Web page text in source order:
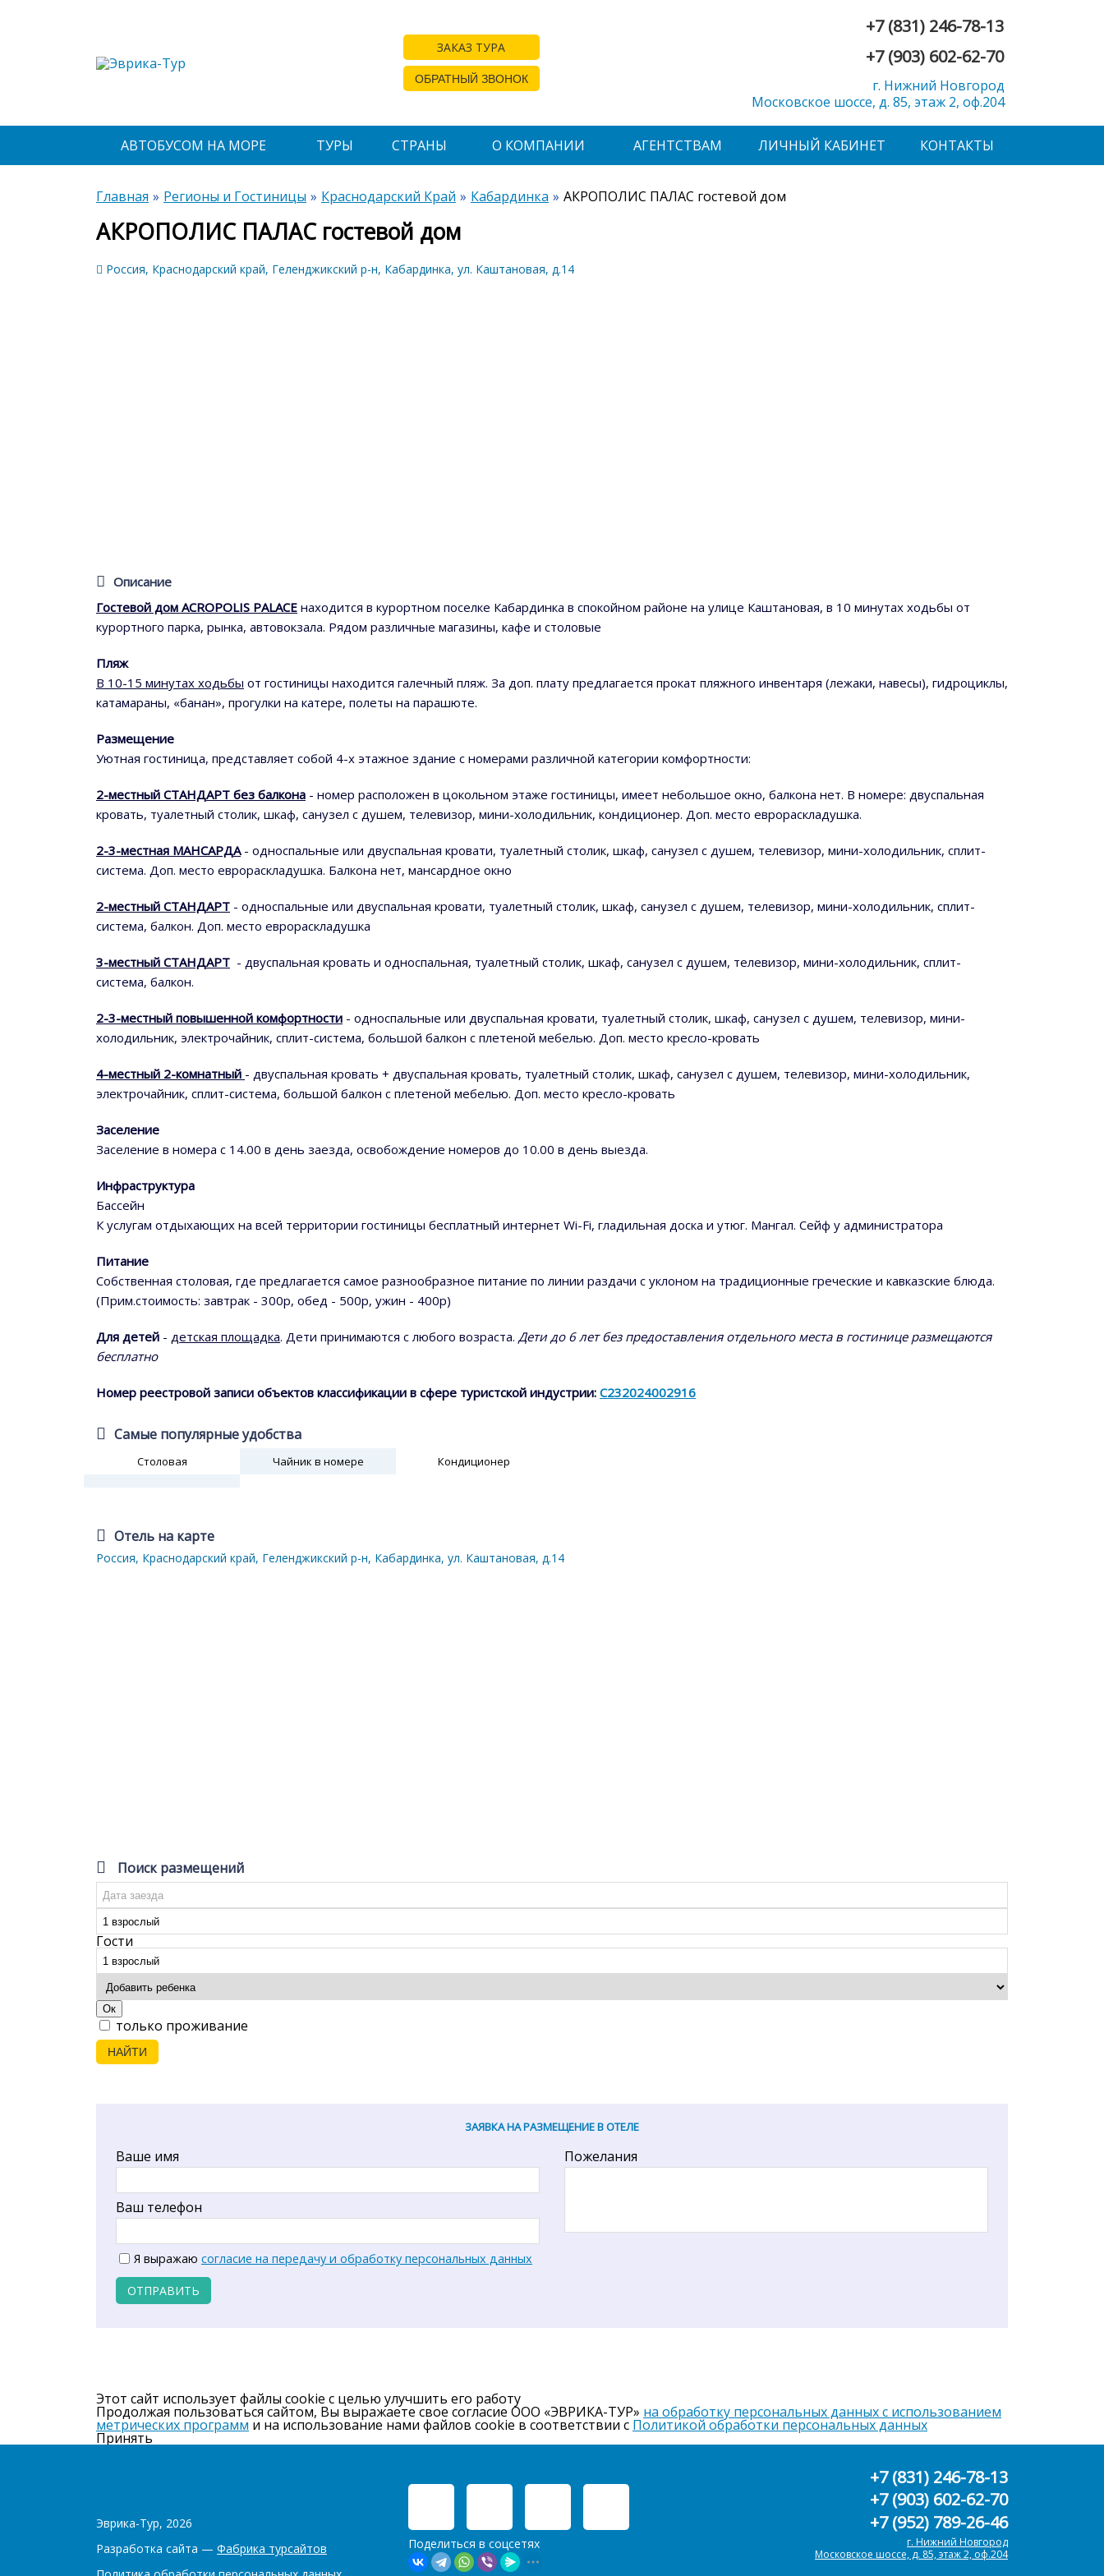
ЗАКАЗ ТУРА
ОБРАТНЫЙ ЗВОНОК
+7 (831) 246-78-13
+7 (903) 602-62-70
г. Нижний Новгород
Московское шоссе, д. 85, этаж 2, оф.204
АВТОБУСОМ НА МОРЕ ТУРЫ СТРАНЫ О КОМПАНИИ АГЕНТСТВАМ ЛИЧНЫЙ КАБИНЕТ КОНТАКТЫ
Главная Регионы и Гостиницы Краснодарский Край Кабардинка АКРОПОЛИС ПАЛАС гостевой дом
АКРОПОЛИС ПАЛАС гостевой дом
Россия, Краснодарский край, Геленджикский р-н, Кабардинка, ул. Каштановая, д.14
Описание
Гостевой дом ACROPOLIS PALACE находится в курортном поселке Кабардинка в спокойном районе на улице Каштановая, в 10 минутах ходьбы от
курортного парка, рынка, автовокзала. Рядом различные магазины, кафе и столовые
Пляж
В 10-15 минутах ходьбы от гостиницы находится галечный пляж. За доп. плату предлагается прокат пляжного инвентаря (лежаки, навесы), гидроциклы,
катамараны, «банан», прогулки на катере, полеты на парашюте.
Размещение
Уютная гостиница, представляет собой 4-х этажное здание с номерами различной категории комфортности:
2-местный СТАНДАРТ без балкона - номер расположен в цокольном этаже гостиницы, имеет небольшое окно, балкона нет. В номере: двуспальная
кровать, туалетный столик, шкаф, санузел с душем, телевизор, мини-холодильник, кондиционер. Доп. место еврораскладушка.
2-3-местная МАНСАРДА- односпальные или двуспальная кровати, туалетный столик, шкаф, санузел с душем, телевизор, мини-холодильник, сплит-
система. Доп. место еврораскладушка. Балкона нет, мансардное окно
2-местный СТАНДАРТ - односпальные или двуспальная кровати, туалетный столик, шкаф, санузел с душем, телевизор, мини-холодильник, сплит-
система, балкон. Доп. место еврораскладушка
3-местный СТАНДАРТ - двуспальная кровать и односпальная, туалетный столик, шкаф, санузел с душем, телевизор, мини-холодильник, сплит-
система, балкон.
2-3-местный повышенной комфортности - односпальные или двуспальная кровати, туалетный столик, шкаф, санузел с душем, телевизор, мини-
холодильник, электрочайник, сплит-система, большой балкон с плетеной мебелью. Доп. место кресло-кровать
4-местный 2-комнатный - двуспальная кровать + двуспальная кровать, туалетный столик, шкаф, санузел с душем, телевизор, мини-холодильник,
электрочайник, сплит-система, большой балкон с плетеной мебелью. Доп. место кресло-кровать
Заселение
Заселение в номера с 14.00 в день заезда, освобождение номеров до 10.00 в день выезда.
Инфраструктура
Бассейн
К услугам отдыхающих на всей территории гостиницы бесплатный интернет Wi-Fi, гладильная доска и утюг. Мангал. Сейф у администратора
Питание
Собственная столовая, где предлагается самое разнообразное питание по линии раздачи с уклоном на традиционные греческие и кавказские блюда.
(Прим.стоимость: завтрак - 300р, обед - 500р, ужин - 400р)
Для детей - детская площадка. Дети принимаются с любого возраста. Дети до 6 лет без предоставления отдельного места в гостинице размещаются
бесплатно
Номер реестровой записи объектов классификации в сфере туристской индустрии: С232024002916
Самые популярные удобства
Столовая Чайник в номере Кондиционер
Отель на карте
Россия, Краснодарский край, Геленджикский р-н, Кабардинка, ул. Каштановая, д.14
Поиск размещений
Гости
Ок
только проживание
НАЙТИ
ЗАЯВКА НА РАЗМЕЩЕНИЕ В ОТЕЛЕ
Ваше имя
Ваш телефон
Пожелания
Я выражаю согласие на передачу и обработку персональных данных
ОТПРАВИТЬ
Этот сайт использует файлы cookie с целью улучшить его работу
Продолжая пользоваться сайтом, Вы выражаете свое согласие ООО «ЭВРИКА-ТУР» на обработку персональных данных с использованием
метрических программ и на использование нами файлов cookie в соответствии с Политикой обработки персональных данных
Принять
Эврика-Тур, 2026
Разработка сайта — Фабрика турсайтов
Поделиться в соцсетях
+7 (831) 246-78-13
+7 (903) 602-62-70
+7 (952) 789-26-46
г. Нижний Новгород
Московское шоссе, д. 85, этаж 2, оф.204